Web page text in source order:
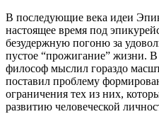
В последующие века идеи
настоящее время под
безудержную погоню за
пустое “прожигание” жизни. В
философ мыслил гораздо
поставил проблему
ограничения тех из них,
развитию человеческой